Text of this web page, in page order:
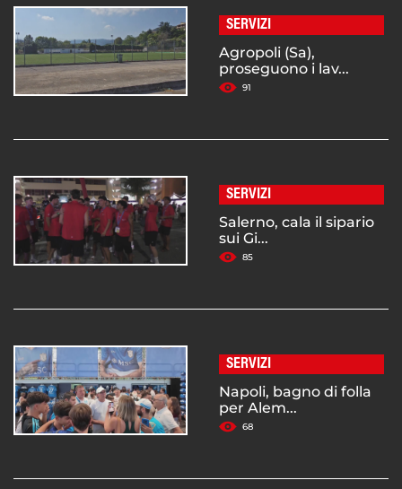
SERVIZI
Agropoli (Sa),
proseguono i lav...
91
SERVIZI
Salerno, cala il sipario
sui Gi...
85
SERVIZI
Napoli, bagno di folla
per Alem...
68